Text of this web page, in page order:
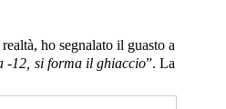
ho segnalato il guasto a
-12, si forma il ghiaccio”. La